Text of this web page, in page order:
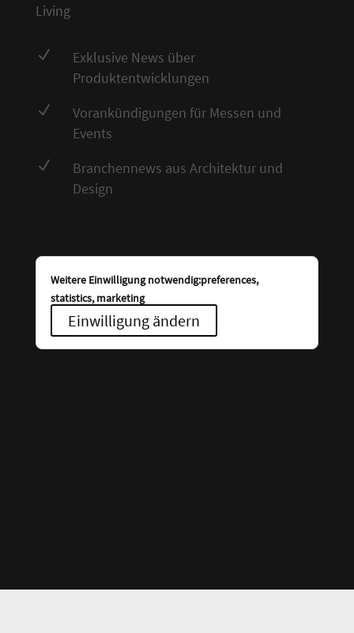
Living
N
Exklusive News über
Produktentwicklungen
N
Vorankündigungen für Messen und
Events
N
Branchennews aus Architektur und
Design
Weitere Einwilligung notwendig:preferences,
statistics, marketing
Einwilligung ändern